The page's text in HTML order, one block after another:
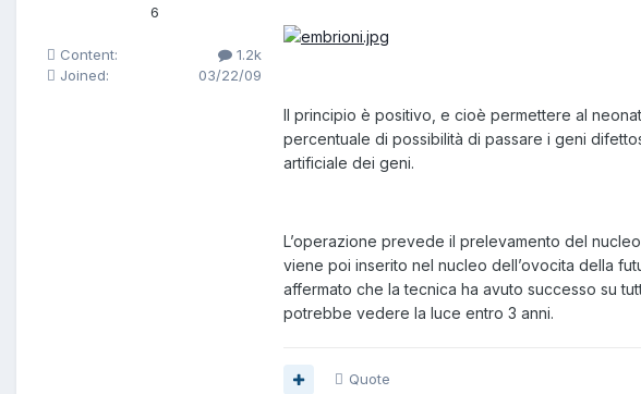
6
Content:
1.2k
Joined:
03/22/09
Il principio è positivo, e cioè permettere al
percentuale di possibilità di passare i geni
artificiale dei geni.
L’operazione prevede il prelevamento del
viene poi inserito nel nucleo dell’ovocita della
affermato che la tecnica ha avuto successo su
potrebbe vedere la luce entro 3 anni.
Quote